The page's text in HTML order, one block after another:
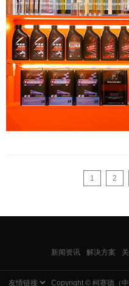
1 2
新闻资讯 解决方案
Copyright © 柯赛德（